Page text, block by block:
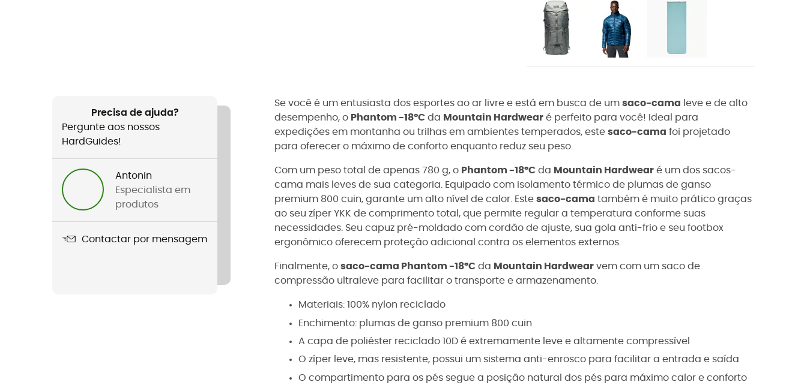
Precisa de ajuda?
Pergunte aos nossos
HardGuides!
Antonin
Especialista em
produtos
Contactar por mensagem
Se você é um entusiasta dos esportes ao ar livre e está em busca de um saco-cama leve e de alto
desempenho, o Phantom -18°C da Mountain Hardwear é perfeito para você! Ideal para
expedições em montanha ou trilhas em ambientes temperados, este saco-cama foi projetado
para oferecer o máximo de conforto enquanto reduz seu peso.
Com um peso total de apenas 780 g, o Phantom -18°C da Mountain Hardwear é um dos sacos-
cama mais leves de sua categoria. Equipado com isolamento térmico de plumas de ganso
premium 800 cuin, garante um alto nível de calor. Este saco-cama também é muito prático graças
ao seu zíper YKK de comprimento total, que permite regular a temperatura conforme suas
necessidades. Seu capuz pré-moldado com cordão de ajuste, sua gola anti-frio e seu footbox
ergonômico oferecem proteção adicional contra os elementos externos.
Finalmente, o saco-cama Phantom -18°C da Mountain Hardwear vem com um saco de
compressão ultraleve para facilitar o transporte e armazenamento.
Materiais: 100% nylon reciclado
Enchimento: plumas de ganso premium 800 cuin
A capa de poliéster reciclado 10D é extremamente leve e altamente compressível
O zíper leve, mas resistente, possui um sistema anti-enrosco para facilitar a entrada e saída
O compartimento para os pés segue a posição natural dos pés para máximo calor e conforto